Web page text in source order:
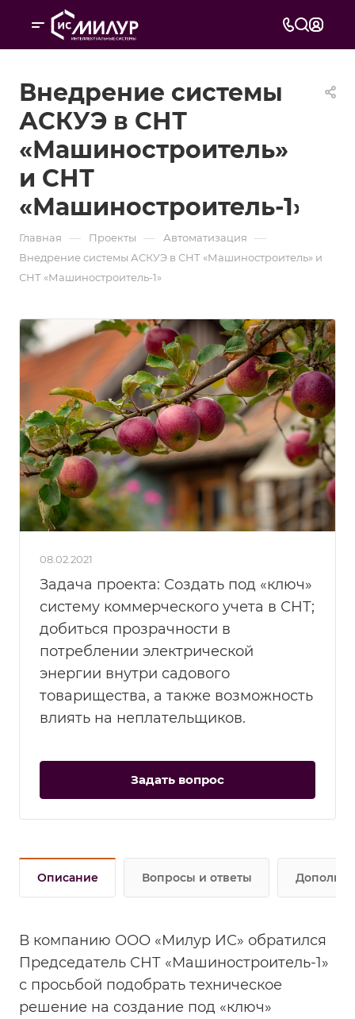
Внедрение системы
АСКУЭ в СНТ
«Машиностроитель»
и СНТ
«Машиностроитель-1»
Главная — Проекты — Автоматизация —
Внедрение системы АСКУЭ в СНТ «Машиностроитель» и
СНТ «Машиностроитель-1»
08.02.2021
Задача проекта: Создать под «ключ»
систему коммерческого учета в СНТ;
добиться прозрачности в
потреблении электрической
энергии внутри садового
товарищества, а также возможность
влиять на неплательщиков.
Задать вопрос
Описание Вопросы и ответы
В компанию ООО «Милур ИС» обратился
Председатель СНТ «Машиностроитель-1»
с просьбой подобрать техническое
решение на создание под «ключ»